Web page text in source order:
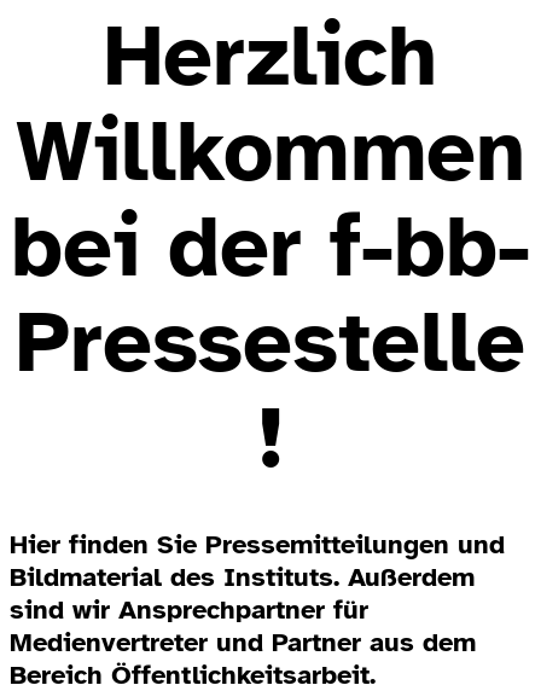
Herzlich
Willkommen
bei der f-bb-
Pressestelle
!
Hier finden Sie Pressemitteilungen und
Bildmaterial des Instituts. Außerdem
sind wir Ansprechpartner für
Medienvertreter und Partner aus dem
Bereich Öffentlichkeitsarbeit.